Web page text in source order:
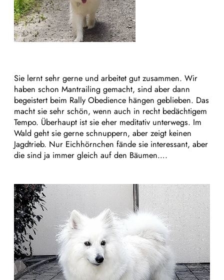
Sie lernt sehr gerne und arbeitet gut zusammen. Wir
haben schon Mantrailing gemacht, sind aber dann
begeistert beim Rally Obedience hängen geblieben. Das
macht sie sehr schön, wenn auch in recht bedächtigem
Tempo. Überhaupt ist sie eher meditativ unterwegs. Im
Wald geht sie gerne schnuppern, aber zeigt keinen
Jagdtrieb. Nur Eichhörnchen fände sie interessant, aber
die sind ja immer gleich auf den Bäumen….